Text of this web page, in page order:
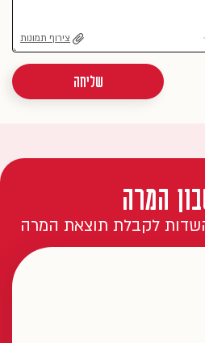
צירוף תמונות
שליחה
המרה
לקבלת תוצאת המרה